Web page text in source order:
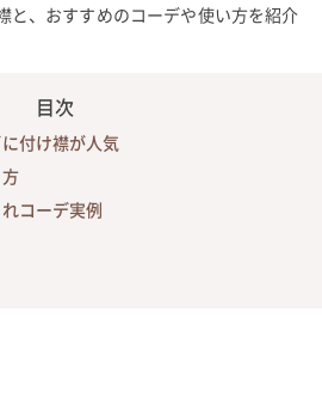
と、おすすめのコーデや使い方を紹介
目次
付け襟が人気
コーデ実例